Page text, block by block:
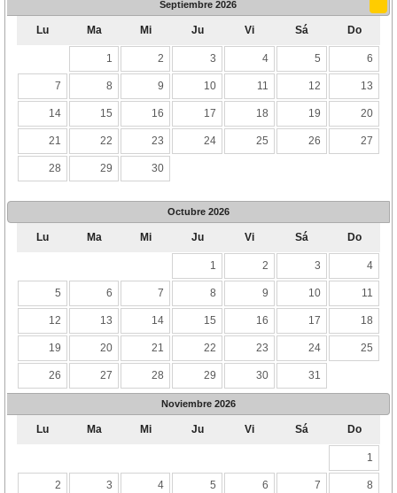
Septiembre 2026
Lu Ma Mi Ju Vi Sá Do
1 2 3 4 5 6
7 8 9 10 11 12 13
14 15 16 17 18 19 20
21 22 23 24 25 26 27
28 29 30
Octubre 2026
Lu Ma Mi Ju Vi Sá Do
1 2 3 4
5 6 7 8 9 10 11
12 13 14 15 16 17 18
19 20 21 22 23 24 25
26 27 28 29 30 31
Noviembre 2026
Lu Ma Mi Ju Vi Sá Do
1
2 3 4 5 6 7 8